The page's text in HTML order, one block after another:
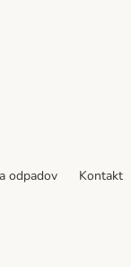
odpadov Kontakt